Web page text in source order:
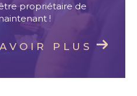
propriétaire de
!
PLUS